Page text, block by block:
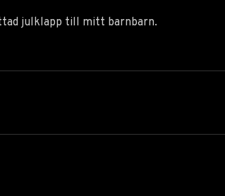
julklapp till mitt barnbarn.